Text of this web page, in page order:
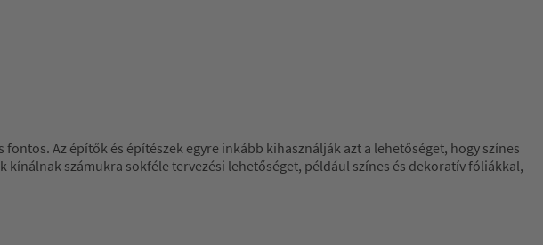
Az építők és építészek egyre inkább kihasználják azt a lehetőséget, hogy színes
számukra sokféle tervezési lehetőséget, például színes és dekoratív fóliákkal,